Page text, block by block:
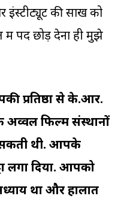
की साख को
में पद छोड़ देना ही मुझे
प्रतिष्ठा से के.आर.
अव्वल फिल्म संस्थानों
थी. आपके
लगा दिया. आपको
था और हालात